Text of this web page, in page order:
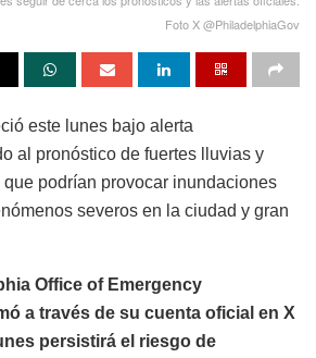
Foto X @PhiladelphiaGov
este lunes bajo alerta
al pronóstico de fuertes lluvias y
podrían provocar inundaciones
severos en la ciudad y gran
Office of Emergency
a través de su cuenta oficial en X
persistirá el riesgo de